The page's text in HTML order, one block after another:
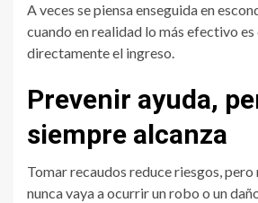
A veces se piensa enseguida en
cuando en realidad lo más efectivo
directamente el ingreso.
Prevenir ayuda,
siempre alcanza
Tomar recaudos reduce riesgos,
nunca vaya a ocurrir un robo o un